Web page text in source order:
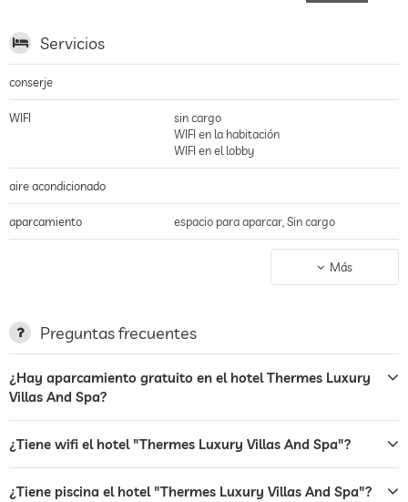
Servicios
conserje
WIFI
sin cargo
WIFI en la habitación
WIFI en el lobby
aire acondicionado
aparcamiento espacio para aparcar, Sin cargo
jardin/zona exterior
hamacas
servicio de habitaciones
Más
Preguntas frecuentes
¿Hay aparcamiento gratuito en el hotel Thermes Luxury
Villas And Spa?
¿Tiene wifi el hotel "Thermes Luxury Villas And Spa"?
¿Tiene piscina el hotel "Thermes Luxury Villas And Spa"?